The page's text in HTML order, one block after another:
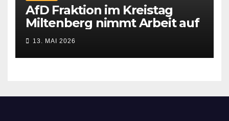
AfD Fraktion im Kreistag
Miltenberg nimmt Arbeit auf
13. MAI 2026